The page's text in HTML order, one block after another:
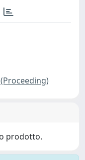
prodotto.